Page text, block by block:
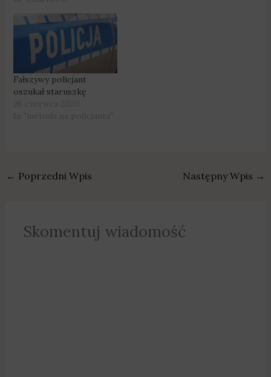
KPP w Czarnkowie O
szczegółach tego
zdarzenia mówi oficer
prasowa Komendy
Powiatowej Policji w
Czarnkowie, asp.
Karolina Górzna-Kustra.
Okazało się, że 37-letnia
Fałszywy policjant
oszukał staruszkę
← Poprzedni Wpis Następny Wpis →
Skomentuj wiadomość